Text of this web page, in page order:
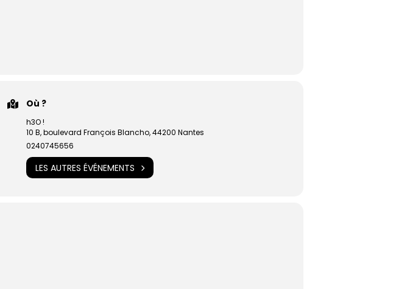
Où ?
h3O !
10 B, boulevard François Blancho, 44200 Nantes
0240745656
LES AUTRES ÉVÉNEMENTS